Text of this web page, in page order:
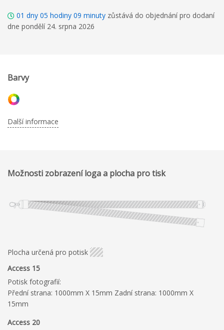
01 dny 05 hodiny 09 minuty zůstává do objednání pro dodaní
dne pondělí 24. srpna 2026
Barvy
Další informace
Možnosti zobrazení loga a plocha pro tisk
Plocha určená pro potisk
Access 15
Potisk fotografií:
Přední strana: 1000mm X 15mm Zadní strana: 1000mm X
15mm
Access 20